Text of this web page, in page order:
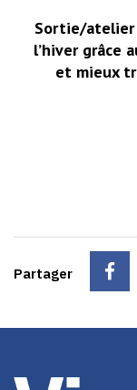
Sortie/atelier
l’hiver grâce
et mieux
Partager